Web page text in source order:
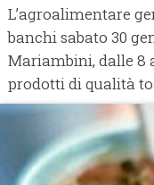
L’agroalimentare
banchi sabato 30
Mariambini, dalle 8
prodotti di qualità